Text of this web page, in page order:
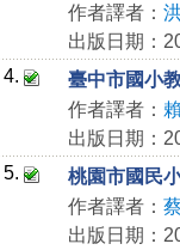
作者譯者：
出版日期：
4.
臺中市國小
作者譯者：
出版日期：
5.
桃園市國民
作者譯者：
出版日期：